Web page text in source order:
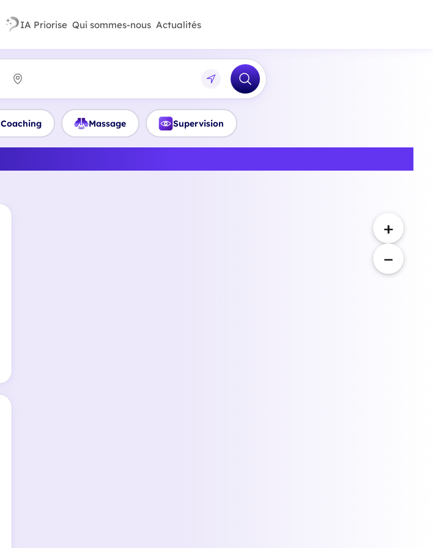
IA Priorise Qui sommes-nous Actualités
Coaching Massage Supervision
+
−